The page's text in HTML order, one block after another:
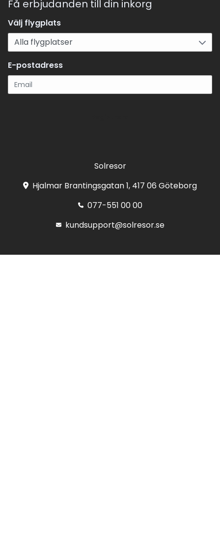
Få erbjudanden till din inkorg
Välj flygplats
E-postadress
Solresor
Hjalmar Brantingsgatan 1, 417 06 Göteborg
077-551 00 00
kundsupport@solresor.se